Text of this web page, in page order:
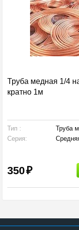
Труба медная 1/4
кратно 1м
Тип :
Труба
Серия:
350